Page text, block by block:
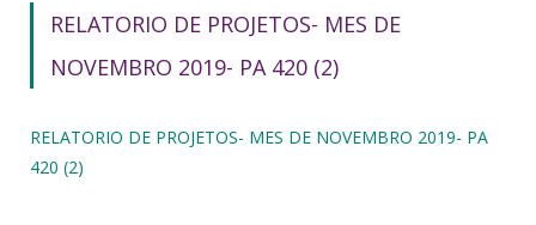
RELATORIO DE PROJETOS- MES DE
NOVEMBRO 2019- PA 420 (2)
RELATORIO DE PROJETOS- MES DE NOVEMBRO 2019- PA
420 (2)